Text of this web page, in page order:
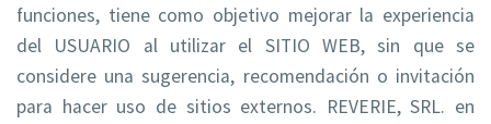
funciones, tiene como objetivo mejorar la experiencia
del USUARIO al utilizar el SITIO WEB, sin que se
considere una sugerencia, recomendación o invitación
para hacer uso de sitios externos. REVERIE, SRL. en